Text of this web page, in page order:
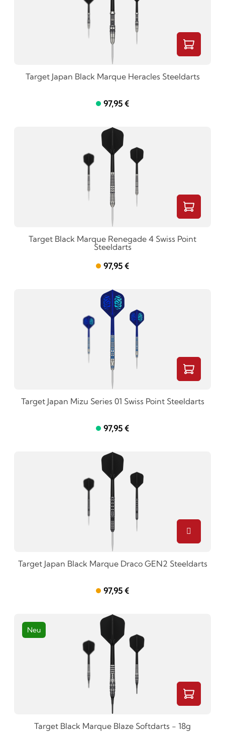
Target Japan Black Marque Heracles Steeldarts
97,95 €
Target Black Marque Renegade 4 Swiss Point
Steeldarts
97,95 €
Target Japan Mizu Series 01 Swiss Point Steeldarts
97,95 €
Target Japan Black Marque Draco GEN2 Steeldarts
97,95 €
Neu
Target Black Marque Blaze Softdarts - 18g